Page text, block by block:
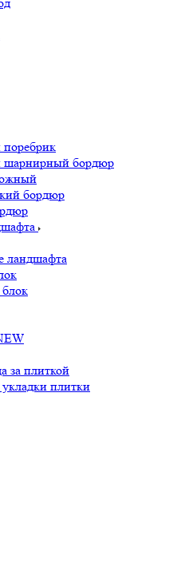
шарнирный бордюр
бордюр
ландшафта
за плиткой
плитки